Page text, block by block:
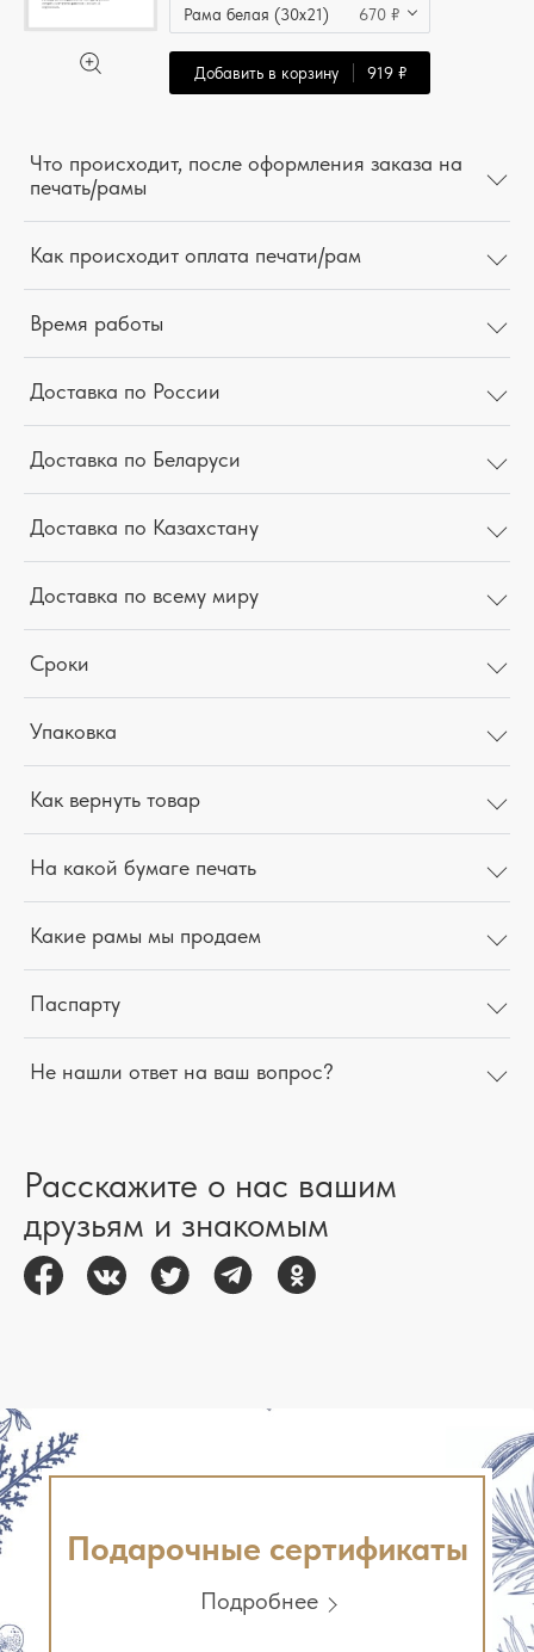
Рама белая (30x21) 670 ₽
Добавить в корзину 919 ₽
Что происходит, после оформления заказа на
печать/рамы
Как происходит оплата печати/рам
Время работы
Доставка по России
Доставка по Беларуси
Доставка по Казахстану
Доставка по всему миру
Сроки
Упаковка
Как вернуть товар
На какой бумаге печать
Какие рамы мы продаем
Паспарту
Не нашли ответ на ваш вопрос?
Расскажите о нас вашим
друзьям и знакомым
Подарочные сертификаты
Подробнее